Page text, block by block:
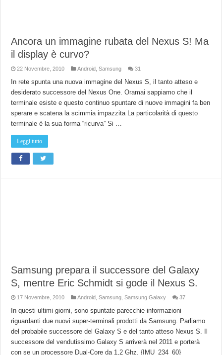
Ancora un immagine rubata del Nexus S! Ma
il display è curvo?
22 Novembre, 2010 Android ,Samsung 31
In rete spunta una nuova immagine del Nexus S, il tanto atteso e
desiderato successore del Nexus One. Oramai sappiamo che il
terminale esiste e questo continuo spuntare di nuove immagini fa ben
sperare e scatena la scimmia impazzita La particolarità di questo
terminale è la sua forma “ricurva” Si …
Leggi tutto
Samsung prepara il successore del Galaxy
S, mentre Eric Schmidt si gode il Nexus S.
17 Novembre, 2010 Android ,Samsung ,Samsung Galaxy 37
In questi ultimi giorni, sono spuntate parecchie informazioni
riguardanti due nuovi super-terminali prodotti da Samsung. Parliamo
del probabile successore del Galaxy S e del tanto atteso Nexus S. Il
successore del vendutissimo Galaxy S arriverà nel 2011 e porterà
con se un processore Dual-Core da 1,2 Ghz. {IMU_234_60}